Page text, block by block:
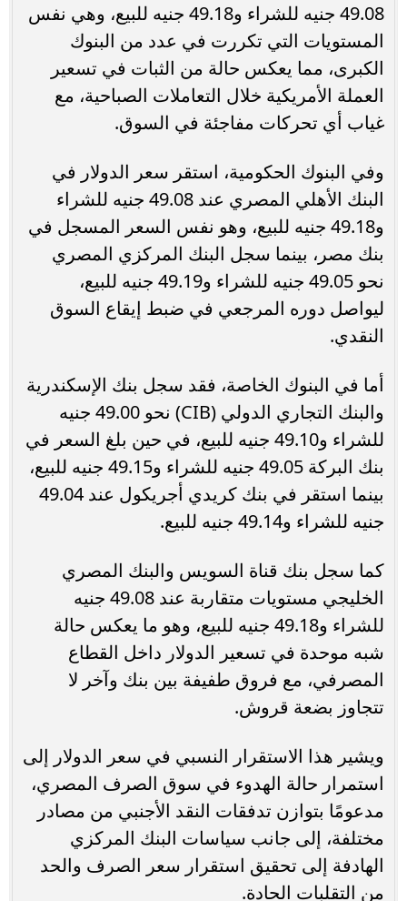
49.08 جنيه للشراء و49.18 جنيه للبيع، وهي نفس
المستويات التي تكررت في عدد من البنوك
الكبرى، مما يعكس حالة من الثبات في تسعير
العملة الأمريكية خلال التعاملات الصباحية، مع
غياب أي تحركات مفاجئة في السوق.
وفي البنوك الحكومية، استقر سعر الدولار في
البنك الأهلي المصري عند 49.08 جنيه للشراء
و49.18 جنيه للبيع، وهو نفس السعر المسجل في
بنك مصر، بينما سجل البنك المركزي المصري
نحو 49.05 جنيه للشراء و49.19 جنيه للبيع،
ليواصل دوره المرجعي في ضبط إيقاع السوق
النقدي.
أما في البنوك الخاصة، فقد سجل بنك الإسكندرية
والبنك التجاري الدولي (CIB) نحو 49.00 جنيه
للشراء و49.10 جنيه للبيع، في حين بلغ السعر في
بنك البركة 49.05 جنيه للشراء و49.15 جنيه للبيع،
بينما استقر في بنك كريدي أجريكول عند 49.04
جنيه للشراء و49.14 جنيه للبيع.
كما سجل بنك قناة السويس والبنك المصري
الخليجي مستويات متقاربة عند 49.08 جنيه
للشراء و49.18 جنيه للبيع، وهو ما يعكس حالة
شبه موحدة في تسعير الدولار داخل القطاع
المصرفي، مع فروق طفيفة بين بنك وآخر لا
تتجاوز بضعة قروش.
ويشير هذا الاستقرار النسبي في سعر الدولار إلى
استمرار حالة الهدوء في سوق الصرف المصري،
مدعومًا بتوازن تدفقات النقد الأجنبي من مصادر
مختلفة، إلى جانب سياسات البنك المركزي
الهادفة إلى تحقيق استقرار سعر الصرف والحد
من التقلبات الحادة.